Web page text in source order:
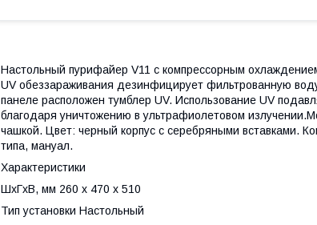
Настольный пурифайер V11 с компрессорным
UV обеззараживания дезинфицирует фильтрованную
панеле расположен тумблер UV. Использование UV
благодаря уничтожению в ультрафиолетовом
чашкой. Цвет: черный корпус с серебряными вставками.
типа, мануал.
Характеристики
ШхГхВ, мм 260 х 470 x 510
Тип установки Настольный